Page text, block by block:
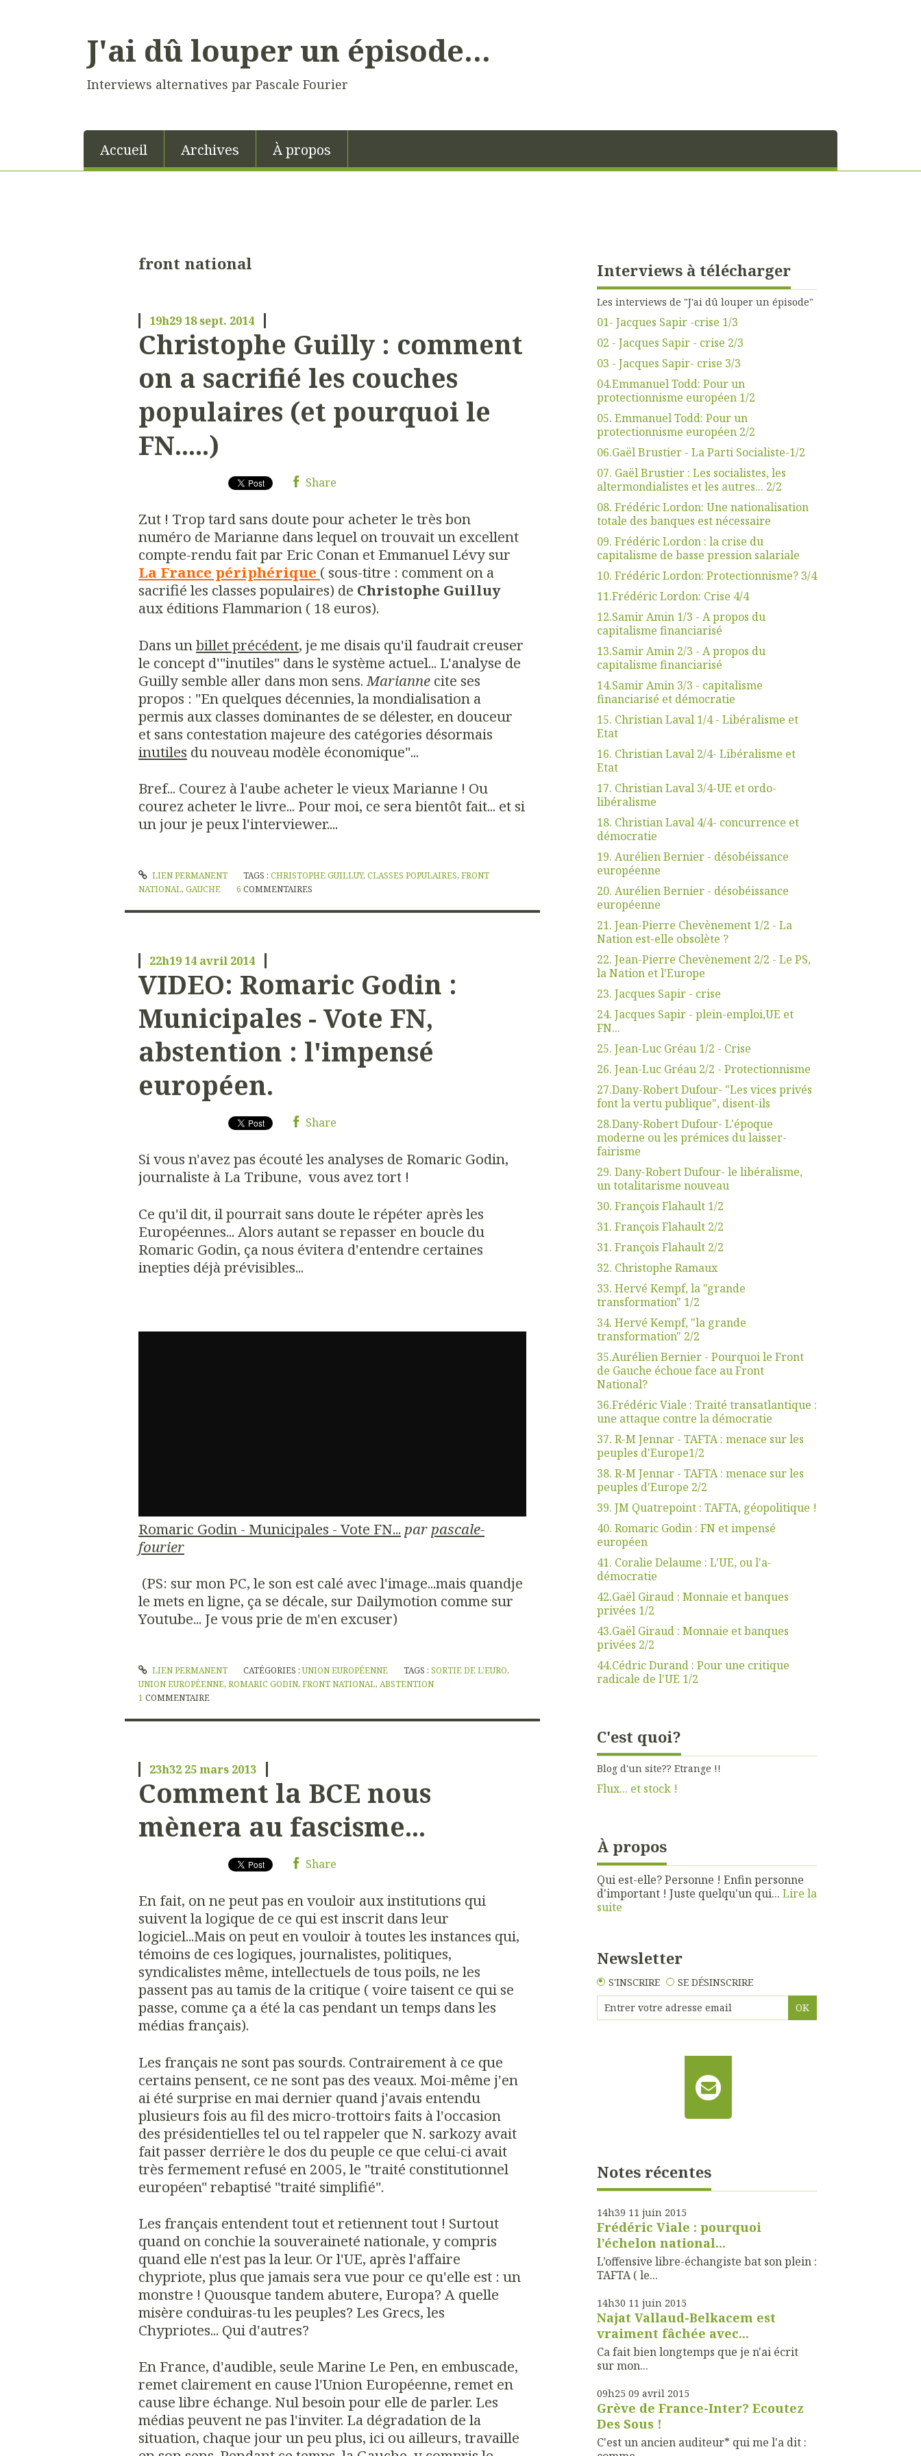
J'ai dû louper un épisode...
Interviews alternatives par Pascale Fourier
Accueil Archives À propos
front national
19h29 18sept. 2014
Christophe Guilly : comment
on a sacrifié les couches
populaires (et pourquoi le
FN.....)
Share
Zut ! Trop tard sans doute pour acheter le très bon
numéro de Marianne dans lequel on trouvait un excellent
compte-rendu fait par Eric Conan et Emmanuel Lévy sur
La France périphérique ( sous-titre : comment on a
sacrifié les classes populaires) de Christophe Guilluy
aux éditions Flammarion ( 18 euros).
Dans un billet précédent, je me disais qu'il faudrait creuser
le concept d'"inutiles" dans le système actuel... L'analyse de
Guilly semble aller dans mon sens. Marianne cite ses
propos : "En quelques décennies, la mondialisation a
permis aux classes dominantes de se délester, en douceur
et sans contestation majeure des catégories désormais
inutiles du nouveau modèle économique"...
Bref... Courez à l'aube acheter le vieux Marianne ! Ou
courez acheter le livre... Pour moi, ce sera bientôt fait... et si
un jour je peux l'interviewer....
LIEN PERMANENT TAGS :CHRISTOPHE GUILLUY,CLASSES POPULAIRES,FRONT
NATIONAL, GAUCHE 6 COMMENTAIRES
22h19 14 avril 2014
VIDEO: Romaric Godin :
Municipales - Vote FN,
abstention : l'impensé
européen.
Share
Si vous n'avez pas écouté les analyses de Romaric Godin,
journaliste à La Tribune, vous avez tort !
Ce qu'il dit, il pourrait sans doute le répéter après les
Européennes... Alors autant se repasser en boucle du
Romaric Godin, ça nous évitera d'entendre certaines
inepties déjà prévisibles...
Romaric Godin - Municipales - Vote FN... par pascale-
fourier
(PS: sur mon PC, le son est calé avec l'image...mais quandje
le mets en ligne, ça se décale, sur Dailymotion comme sur
Youtube... Je vous prie de m'en excuser)
LIEN PERMANENT CATÉGORIES :UNION EUROPÉENNE TAGS :SORTIE DE L'EURO,
UNION EUROPÉENNE, ROMARIC GODIN, FRONT NATIONAL, ABSTENTION
1 COMMENTAIRE
23h32 25mars 2013
Comment la BCE nous
mènera au fascisme...
Share
En fait, on ne peut pas en vouloir aux institutions qui
suivent la logique de ce qui est inscrit dans leur
logiciel...Mais on peut en vouloir à toutes les instances qui,
témoins de ces logiques, journalistes, politiques,
syndicalistes même, intellectuels de tous poils, ne les
passent pas au tamis de la critique ( voire taisent ce qui se
passe, comme ça a été la cas pendant un temps dans les
médias français).
Les français ne sont pas sourds. Contrairement à ce que
certains pensent, ce ne sont pas des veaux. Moi-même j'en
ai été surprise en mai dernier quand j'avais entendu
plusieurs fois au fil des micro-trottoirs faits à l'occasion
des présidentielles tel ou tel rappeler que N. sarkozy avait
fait passer derrière le dos du peuple ce que celui-ci avait
très fermement refusé en 2005, le "traité constitutionnel
européen" rebaptisé "traité simplifié".
Les français entendent tout et retiennent tout ! Surtout
quand on conchie la souveraineté nationale, y compris
quand elle n'est pas la leur. Or l'UE, après l'affaire
chypriote, plus que jamais sera vue pour ce qu'elle est : un
monstre ! Quousque tandem abutere, Europa? A quelle
misère conduiras-tu les peuples? Les Grecs, les
Chypriotes... Qui d'autres?
En France, d'audible, seule Marine Le Pen, en embuscade,
remet clairement en cause l'Union Européenne, remet en
cause libre échange. Nul besoin pour elle de parler. Les
médias peuvent ne pas l'inviter. La dégradation de la
situation, chaque jour un peu plus, ici ou ailleurs, travaille
Interviews à télécharger
Les interviews de "J'ai dû louper un épisode"
01- Jacques Sapir -crise 1/3
02 - Jacques Sapir - crise 2/3
03 - Jacques Sapir- crise 3/3
04.Emmanuel Todd: Pour un
protectionnisme européen 1/2
05. Emmanuel Todd: Pour un
protectionnisme européen 2/2
06.Gaël Brustier - La Parti Socialiste-1/2
07. Gaël Brustier : Les socialistes, les
altermondialistes et les autres... 2/2
08. Frédéric Lordon: Une nationalisation
totale des banques est nécessaire
09. Frédéric Lordon : la crise du
capitalisme de basse pression salariale
10. Frédéric Lordon: Protectionnisme? 3/4
11.Frédéric Lordon: Crise 4/4
12.Samir Amin 1/3 - A propos du
capitalisme financiarisé
13.Samir Amin 2/3 - A propos du
capitalisme financiarisé
14.Samir Amin 3/3 - capitalisme
financiarisé et démocratie
15. Christian Laval 1/4 - Libéralisme et
Etat
16. Christian Laval 2/4- Libéralisme et
Etat
17. Christian Laval 3/4-UE et ordo-
libéralisme
18. Christian Laval 4/4- concurrence et
démocratie
19. Aurélien Bernier - désobéissance
européenne
20. Aurélien Bernier - désobéissance
européenne
21. Jean-Pierre Chevènement 1/2 - La
Nation est-elle obsolète ?
22. Jean-Pierre Chevènement 2/2 - Le PS,
la Nation et l'Europe
23. Jacques Sapir - crise
24. Jacques Sapir - plein-emploi,UE et
FN...
25. Jean-Luc Gréau 1/2 - Crise
26. Jean-Luc Gréau 2/2 - Protectionnisme
27.Dany-Robert Dufour- "Les vices privés
font la vertu publique", disent-ils
28.Dany-Robert Dufour- L'époque
moderne ou les prémices du laisser-
fairisme
29. Dany-Robert Dufour- le libéralisme,
un totalitarisme nouveau
30. François Flahault 1/2
31. François Flahault 2/2
31. François Flahault 2/2
32. Christophe Ramaux
33. Hervé Kempf, la "grande
transformation" 1/2
34. Hervé Kempf, "la grande
transformation" 2/2
35.Aurélien Bernier - Pourquoi le Front
de Gauche échoue face au Front
National?
36.Frédéric Viale : Traité transatlantique :
une attaque contre la démocratie
37. R-M Jennar - TAFTA : menace sur les
peuples d'Europe1/2
38. R-M Jennar - TAFTA : menace sur les
peuples d'Europe 2/2
39. JM Quatrepoint : TAFTA, géopolitique !
40. Romaric Godin : FN et impensé
européen
41. Coralie Delaume : L'UE, ou l'a-
démocratie
42.Gaël Giraud : Monnaie et banques
privées 1/2
43.Gaël Giraud : Monnaie et banques
privées 2/2
44.Cédric Durand : Pour une critique
radicale de l'UE 1/2
C'est quoi?
Blog d'un site?? Etrange !!
Flux... et stock !
À propos
Qui est-elle? Personne ! Enfin personne
d'important ! Juste quelqu'un qui... Lire la
suite
Newsletter
S'INSCRIRE SE DÉSINSCRIRE
Notes récentes
14h39 11 juin 2015
Frédéric Viale : pourquoi
l’échelon national...
L’offensive libre-échangiste bat son plein :
TAFTA ( le...
14h30 11 juin 2015
Najat Vallaud-Belkacem est
vraiment fâchée avec...
Ca fait bien longtemps que je n'ai écrit
sur mon...
09h25 09 avril 2015
Grève de France-Inter? Ecoutez
Des Sous !
C'est un ancien auditeur* qui me l'a dit :